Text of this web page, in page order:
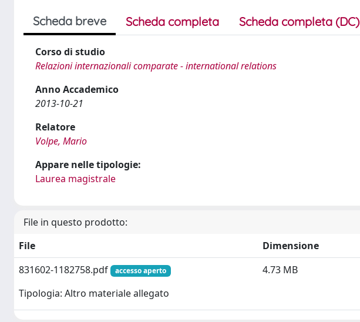
Scheda breve Scheda completa Scheda completa (DC)
Corso di studio
Relazioni internazionali comparate - international relations
Anno Accademico
2013-10-21
Relatore
Volpe, Mario
Appare nelle tipologie:
Laurea magistrale
File in questo prodotto:
File
Dimensione
831602-1182758.pdf
accesso aperto
Tipologia: Altro materiale allegato
4.73 MB